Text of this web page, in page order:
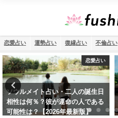
恋愛占い 運勢占い 復縁占い 不倫占い
恋愛占い
名前占い・ひらがなで恋愛相性パ
ーセント診断！恋愛傾向や性格を
無料で姓名判断【当たる！】